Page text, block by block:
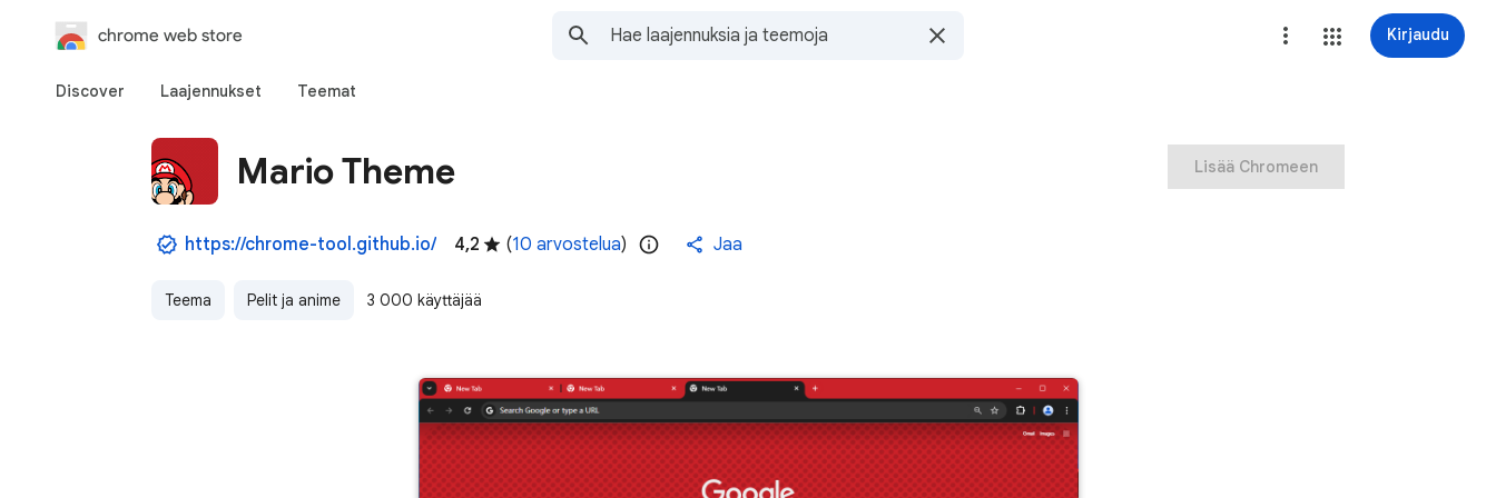
chrome web store Kirjaudu
Discover Laajennukset Teemat
Mario Theme
https://chrome-tool.github.io/ 4,2 (10 arvostelua) Jaa
Teema Pelit ja anime 3 000 käyttäjää
Lisää Chromeen